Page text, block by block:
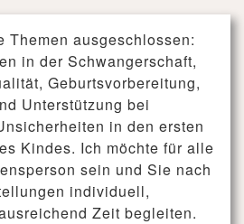
Themen ausgeschlossen:
in der Schwangerschaft,
Geburtsvorbereitung,
Unterstützung bei
in den ersten
Kindes. Ich möchte für alle
sein und Sie nach
individuell,
Zeit begleiten.